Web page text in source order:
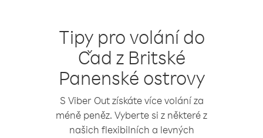
Tipy pro volání do
Čad z Britské
Panenské ostrovy
S Viber Out získáte více volání za
méně peněz. Vyberte si z některé z
našich flexibilních a levných